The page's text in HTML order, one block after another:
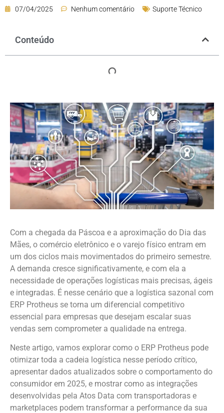
07/04/2025 Nenhum comentário Suporte Técnico
Conteúdo
Com a chegada da Páscoa e a aproximação do Dia das
Mães, o comércio eletrônico e o varejo físico entram em
um dos ciclos mais movimentados do primeiro semestre.
A demanda cresce significativamente, e com ela a
necessidade de operações logísticas mais precisas, ágeis
e integradas. É nesse cenário que a logística sazonal com
ERP Protheus se torna um diferencial competitivo
essencial para empresas que desejam escalar suas
vendas sem comprometer a qualidade na entrega.
Neste artigo, vamos explorar como o ERP Protheus pode
otimizar toda a cadeia logística nesse período crítico,
apresentar dados atualizados sobre o comportamento do
consumidor em 2025, e mostrar como as integrações
desenvolvidas pela Atos Data com transportadoras e
marketplaces podem transformar a performance da sua